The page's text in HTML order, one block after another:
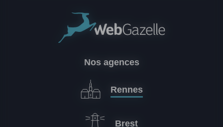
Nos agences
Rennes
Brest